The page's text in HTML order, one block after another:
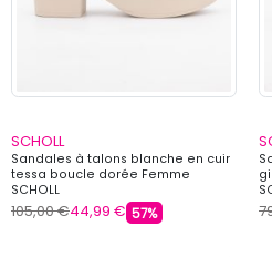
SCHOLL
Sandales à talons blanche en cuir
tessa boucle dorée Femme
SCHOLL
105,00 €44,99 € 57%